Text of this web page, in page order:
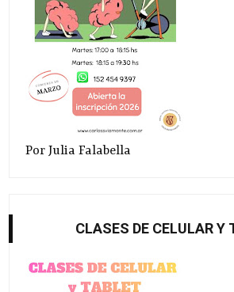
Por Julia Falabella
CLASES DE CELULAR Y